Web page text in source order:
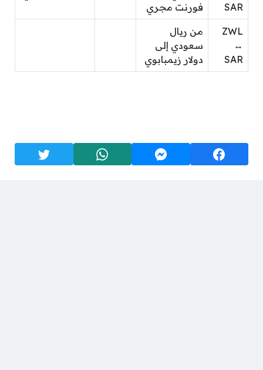
SAR
فورنت مجري
ZWL
↔
SAR
من ريال
سعودي إلى
دولار زيمبابوي